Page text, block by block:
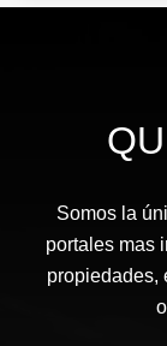
Somos la
portales mas
propiedades,